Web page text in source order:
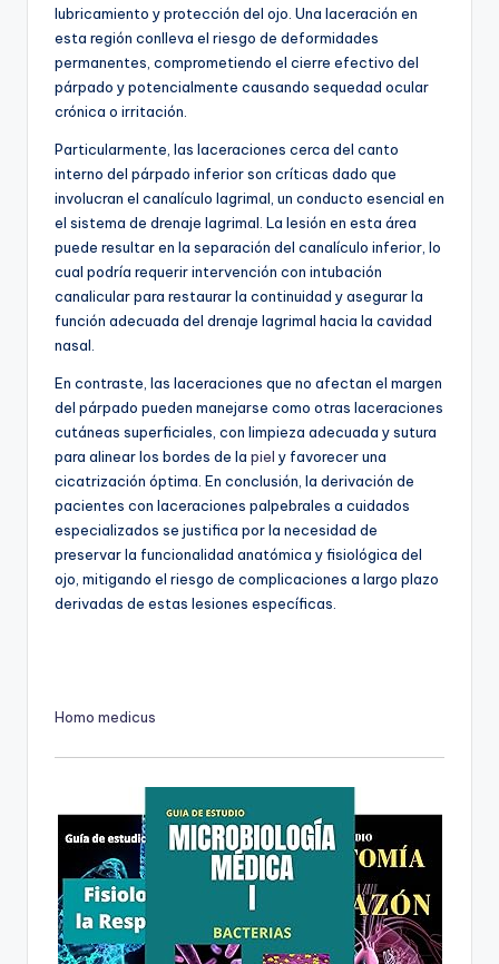
lubricamiento y protección del ojo. Una laceración en
esta región conlleva el riesgo de deformidades
permanentes, comprometiendo el cierre efectivo del
párpado y potencialmente causando sequedad ocular
crónica o irritación.
Particularmente, las laceraciones cerca del canto
interno del párpado inferior son críticas dado que
involucran el canalículo lagrimal, un conducto esencial en
el sistema de drenaje lagrimal. La lesión en esta área
puede resultar en la separación del canalículo inferior, lo
cual podría requerir intervención con intubación
canalicular para restaurar la continuidad y asegurar la
función adecuada del drenaje lagrimal hacia la cavidad
nasal.
En contraste, las laceraciones que no afectan el margen
del párpado pueden manejarse como otras laceraciones
cutáneas superficiales, con limpieza adecuada y sutura
para alinear los bordes de la piel y favorecer una
cicatrización óptima. En conclusión, la derivación de
pacientes con laceraciones palpebrales a cuidados
especializados se justifica por la necesidad de
preservar la funcionalidad anatómica y fisiológica del
ojo, mitigando el riesgo de complicaciones a largo plazo
derivadas de estas lesiones específicas.
Homo medicus